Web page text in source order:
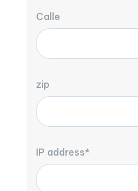
Calle
zip
IP address*